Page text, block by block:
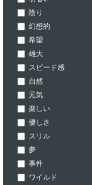
陰り
幻想的
希望
雄大
スピード感
自然
元気
楽しい
優しさ
スリル
夢
事件
ワイルド